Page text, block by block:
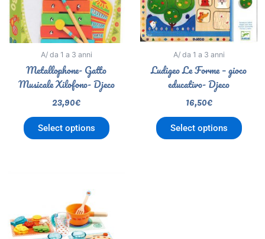
A/ da 1 a 3 anni
Metallophone- Gatto
Musicale Xilofono- Djeco
23,90€
Select options
A/ da 1 a 3 anni
Ludigeo Le Forme – gioco
educativo- Djeco
16,50€
Select options